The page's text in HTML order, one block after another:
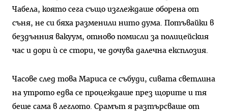
Чабела, която сега също изглеждаше оборена от
съня, не си бяха разменили нито дума. Потъвайки в
бездънния вакуум, отново помисли за полицейския
час и дори ѝ се стори, че дочува далечна експлозия.
Часове след това Мариса се събуди, сивата светлина
на утрото едва се процеждаше през щорите и тя
беше сама в леглото. Срамът я разтърсваше от